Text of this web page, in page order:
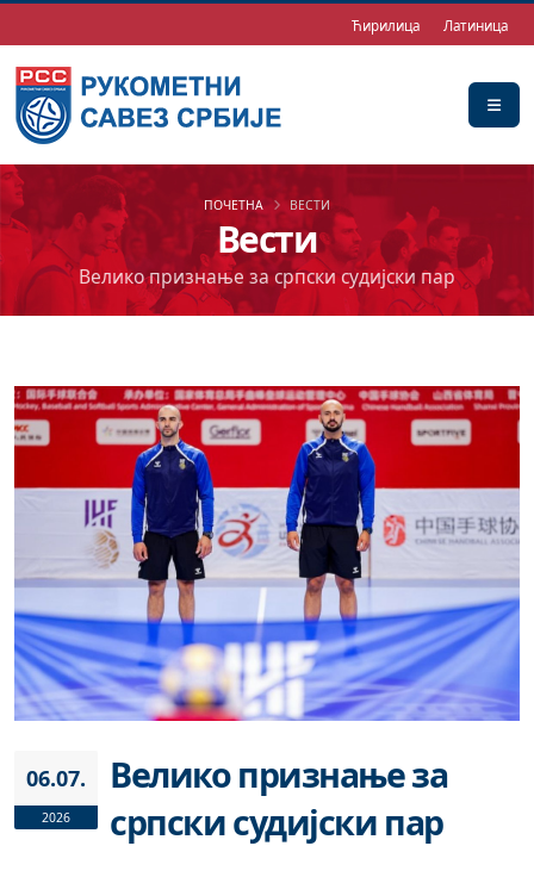
Ћирилица Латиница
Вести
Велико признање за српски судијски пар
ПОЧЕТНА ВЕСТИ
06.07.
2026
Велико признање за
српски судијски пар